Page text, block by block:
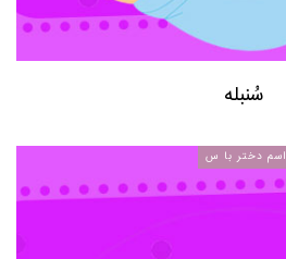
سُنبله
اسم دختر با س